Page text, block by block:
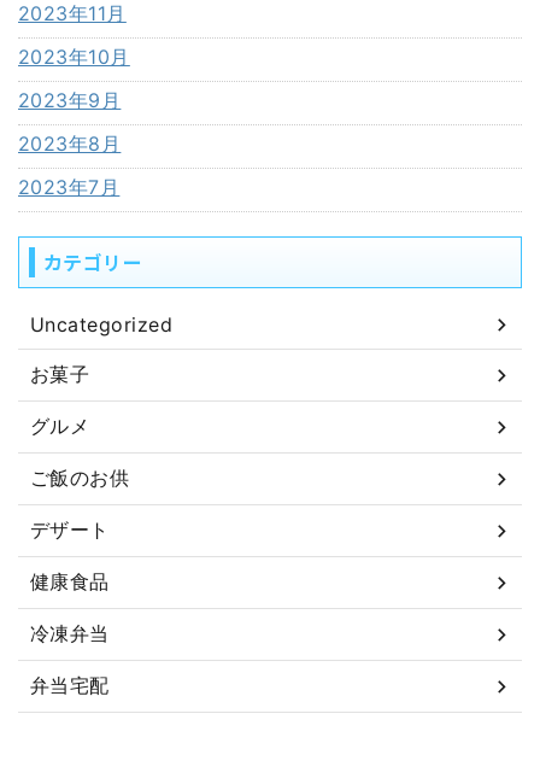
2023年11月
2023年10月
2023年9月
2023年8月
2023年7月
カテゴリー
Uncategorized
お菓子
グルメ
ご飯のお供
デザート
健康食品
冷凍弁当
弁当宅配